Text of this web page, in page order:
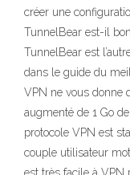
créer une
TunnelBear est-il
TunnelBear est
dans le guide du
VPN ne vous donne
augmenté de 1 Go
protocole VPN est
couple utilisateur